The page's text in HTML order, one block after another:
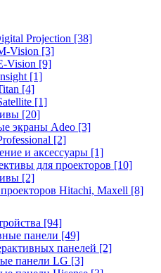
Projection [38]
Vision [3]
Vision [9]
[1]
[4]
[1]
[20]
экраны Adeo [3]
[2]
и аксессуары [1]
для проекторов [10]
[2]
Hitachi, Maxell [8]
[94]
панели [49]
панелей [2]
панели LG [3]